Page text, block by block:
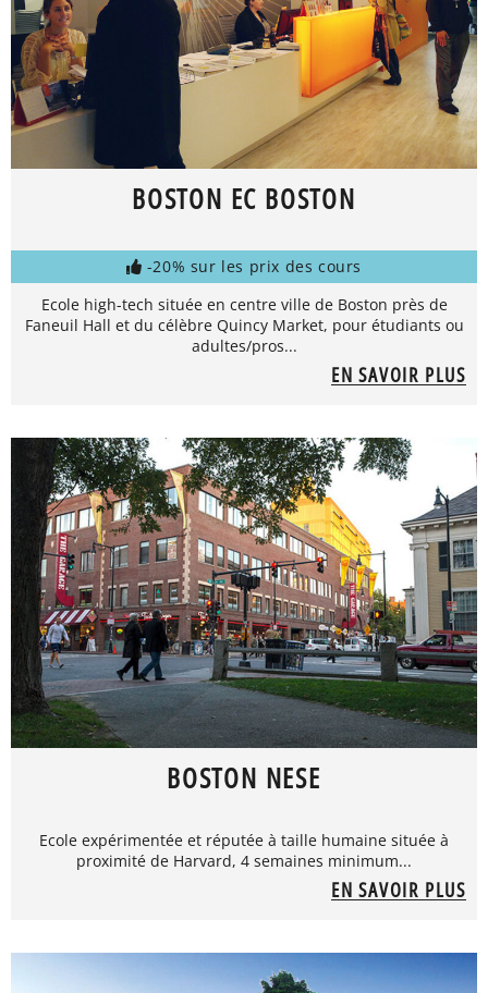
BOSTON EC BOSTON
-20% sur les prix des cours
Ecole high-tech située en centre ville de Boston près de
Faneuil Hall et du célèbre Quincy Market, pour étudiants ou
adultes/pros...
EN SAVOIR PLUS
BOSTON NESE
Ecole expérimentée et réputée à taille humaine située à
proximité de Harvard, 4 semaines minimum...
EN SAVOIR PLUS